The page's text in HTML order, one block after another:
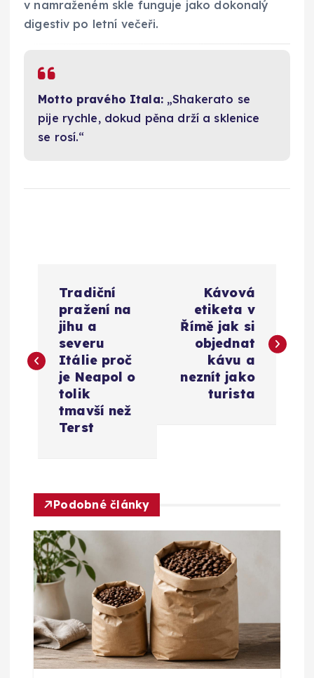
v namraženém skle funguje jako dokonalý
digestiv po letní večeři.
Motto pravého Itala:„Shakerato se
pije rychle, dokud pěna drží a sklenice
se rosí.“
v
c
e
p
r
o
p
Tradiční
pražení na
jihu a
severu
Itálie proč
je Neapol o
tolik
tmavší než
Terst
Kávová
etiketa v
Římě jak si
objednat
kávu a
neznít jako
turista
Podobné články